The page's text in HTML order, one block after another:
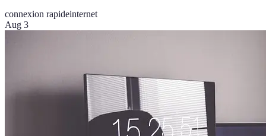
connexion rapideinternet
Aug 3